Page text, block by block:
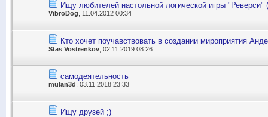
Ищу любителей настольной логической игры
VibroDog , 11.04.2012 00:34
Кто хочет поучавствовать в создании мироприятия
Stas Vostrenkov , 02.11.2019 08:26
самодеятельность
mulan3d , 03.11.2018 23:33
Ищу друзей ;)